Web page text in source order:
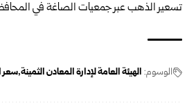
تسعير ‏الذهب عبر ‏جمعيات ‏الصاغة في
الوسوم: الهيئة العامة لإدارة المعادن الثمينةسعر